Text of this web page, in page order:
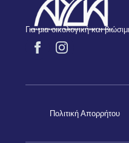
Για μια οικολογική και
Πολιτική Απορρήτου